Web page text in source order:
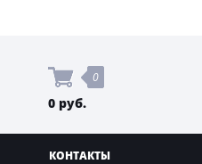
0
0 руб.
КОНТАКТЫ